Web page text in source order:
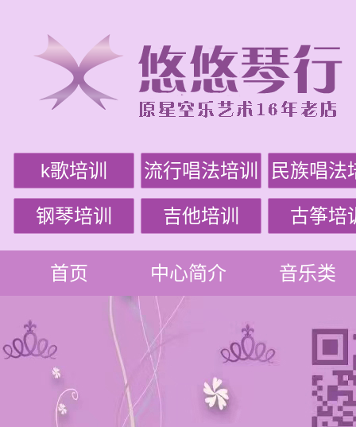
k歌培训 流行唱法培训 民族唱法
钢琴培训 吉他培训 古筝培
首页 中心简介 音乐类